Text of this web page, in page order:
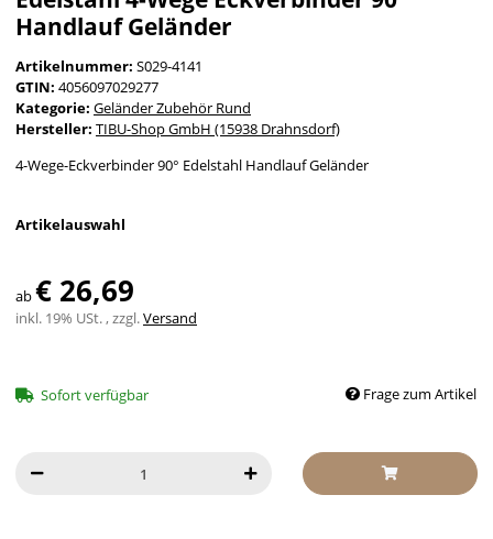
Handlauf Geländer
Artikelnummer: S029-4141
GTIN: 4056097029277
Kategorie: Geländer Zubehör Rund
Hersteller: TIBU-Shop GmbH (15938 Drahnsdorf)
4-Wege-Eckverbinder 90° Edelstahl Handlauf Geländer
Artikelauswahl
ab€ 26,69
inkl. 19% USt. , zzgl.Versand
Sofort verfügbar Frage zum Artikel